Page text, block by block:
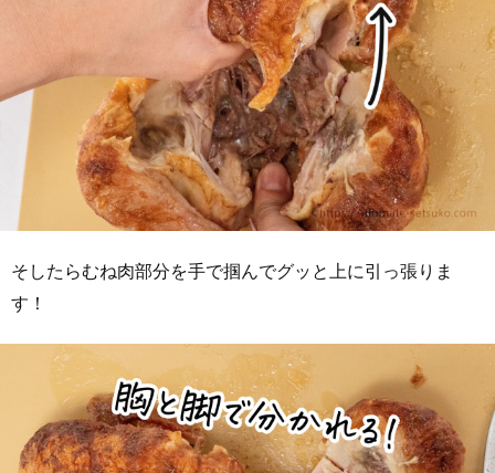
そしたらむね肉部分を手で掴んでグッと上に引っ張りま
す！